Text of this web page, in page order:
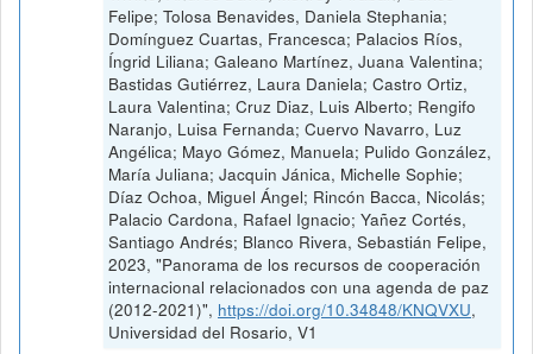
Felipe; Tolosa Benavides, Daniela Stephania;
Domínguez Cuartas, Francesca; Palacios Ríos,
Íngrid Liliana; Galeano Martínez, Juana Valentina;
Bastidas Gutiérrez, Laura Daniela; Castro Ortiz,
Laura Valentina; Cruz Diaz, Luis Alberto; Rengifo
Naranjo, Luisa Fernanda; Cuervo Navarro, Luz
Angélica; Mayo Gómez, Manuela; Pulido González,
María Juliana; Jacquin Jánica, Michelle Sophie;
Díaz Ochoa, Miguel Ángel; Rincón Bacca, Nicolás;
Palacio Cardona, Rafael Ignacio; Yañez Cortés,
Santiago Andrés; Blanco Rivera, Sebastián Felipe,
2023, "Panorama de los recursos de cooperación
internacional relacionados con una agenda de paz
(2012-2021)", https://doi.org/10.34848/KNQVXU,
Universidad del Rosario, V1